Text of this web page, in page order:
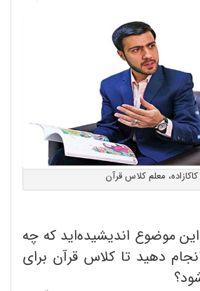
معلم کلاس قرآن
این موضوع اندیشیده‌اید که چه
دهید تا کلاس قرآن برای